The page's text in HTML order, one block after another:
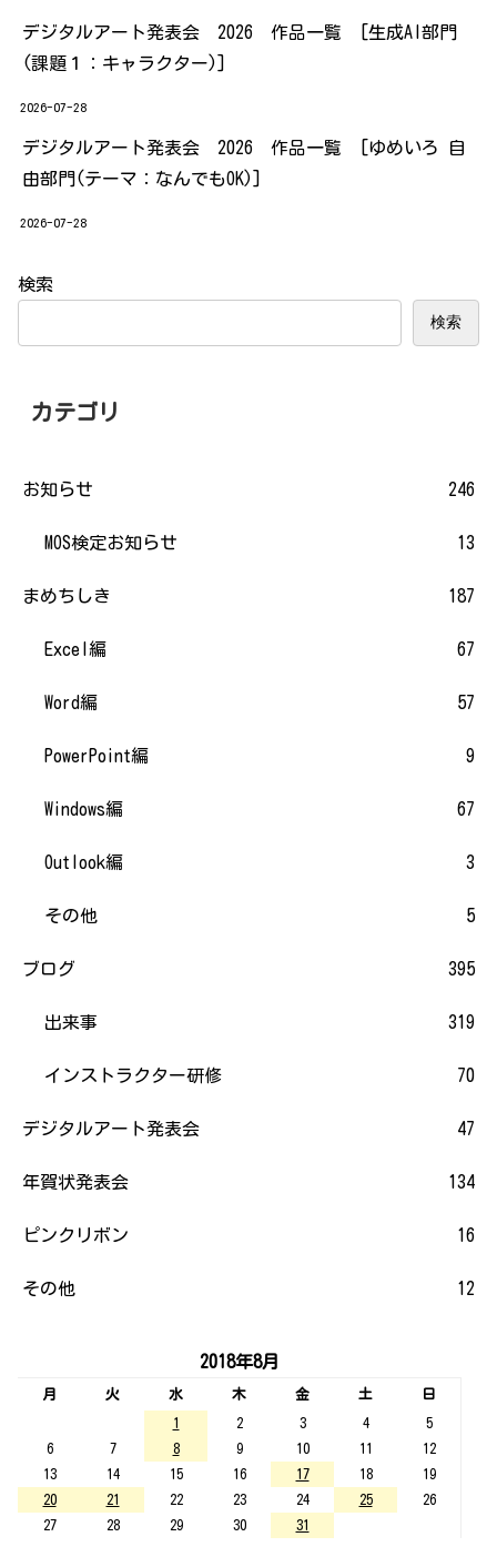
デジタルアート発表会 2026 作品一覧 [生成AI部門
(課題１：キャラクター)]
2026-07-28
デジタルアート発表会 2026 作品一覧 [ゆめいろ 自
由部門(テーマ：なんでもOK)]
2026-07-28
検索
検索
カテゴリ
お知らせ 246
MOS検定お知らせ 13
まめちしき 187
Excel編 67
Word編 57
PowerPoint編 9
Windows編 67
Outlook編 3
その他 5
ブログ 395
出来事 319
インストラクター研修 70
デジタルアート発表会 47
年賀状発表会 134
ピンクリボン 16
その他 12
2018年8月
月 火 水 木 金 土
日
1
2 3 4
5
6
7 8 9 10 11
12
13
14 15 16 17 18
19
20
21 22 23 24 25
26
27
28 29 30 31